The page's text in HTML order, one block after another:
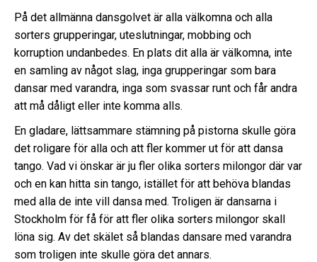
På det allmänna dansgolvet är alla välkomna och alla
sorters grupperingar, uteslutningar, mobbing och
korruption undanbedes. En plats dit alla är välkomna, inte
en samling av något slag, inga grupperingar som bara
dansar med varandra, inga som svassar runt och får andra
att må dåligt eller inte komma alls.
En gladare, lättsammare stämning på pistorna skulle göra
det roligare för alla och att fler kommer ut för att dansa
tango. Vad vi önskar är ju fler olika sorters milongor där var
och en kan hitta sin tango, istället för att behöva blandas
med alla de inte vill dansa med. Troligen är dansarna i
Stockholm för få för att fler olika sorters milongor skall
löna sig. Av det skälet så blandas dansare med varandra
som troligen inte skulle göra det annars.